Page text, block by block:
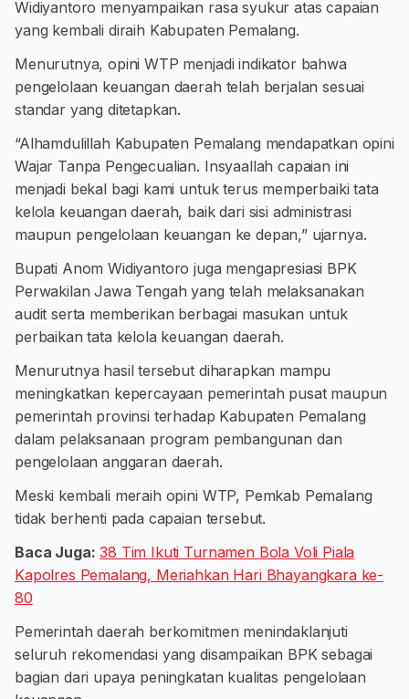
Widiyantoro menyampaikan rasa syukur atas capaian
yang kembali diraih Kabupaten Pemalang.
Menurutnya, opini WTP menjadi indikator bahwa
pengelolaan keuangan daerah telah berjalan sesuai
standar yang ditetapkan.
“Alhamdulillah Kabupaten Pemalang mendapatkan opini
Wajar Tanpa Pengecualian. Insyaallah capaian ini
menjadi bekal bagi kami untuk terus memperbaiki tata
kelola keuangan daerah, baik dari sisi administrasi
maupun pengelolaan keuangan ke depan,” ujarnya.
Bupati Anom Widiyantoro juga mengapresiasi BPK
Perwakilan Jawa Tengah yang telah melaksanakan
audit serta memberikan berbagai masukan untuk
perbaikan tata kelola keuangan daerah.
Menurutnya hasil tersebut diharapkan mampu
meningkatkan kepercayaan pemerintah pusat maupun
pemerintah provinsi terhadap Kabupaten Pemalang
dalam pelaksanaan program pembangunan dan
pengelolaan anggaran daerah.
Meski kembali meraih opini WTP, Pemkab Pemalang
tidak berhenti pada capaian tersebut.
Baca Juga: 38 Tim Ikuti Turnamen Bola Voli Piala
Kapolres Pemalang, Meriahkan Hari Bhayangkara ke-
80
Pemerintah daerah berkomitmen menindaklanjuti
seluruh rekomendasi yang disampaikan BPK sebagai
bagian dari upaya peningkatan kualitas pengelolaan